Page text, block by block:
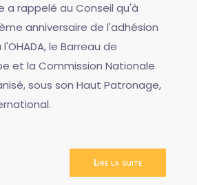
a rappelé au Conseil qu'à
anniversaire de l'adhésion
le Barreau de
et la Commission Nationale
sous son Haut Patronage,
Lire la suite